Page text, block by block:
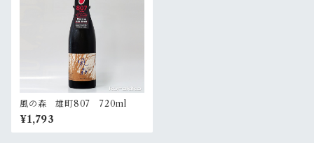
風の森 雄町807 720ml
¥1,793